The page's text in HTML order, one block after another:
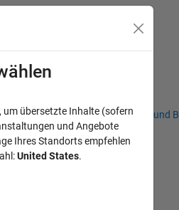
Niederlassungen Studierende und
Canvas-
um übersetzte Inhalte (sofern
und Angebote
Ihres Standorts empfehlen
United States.